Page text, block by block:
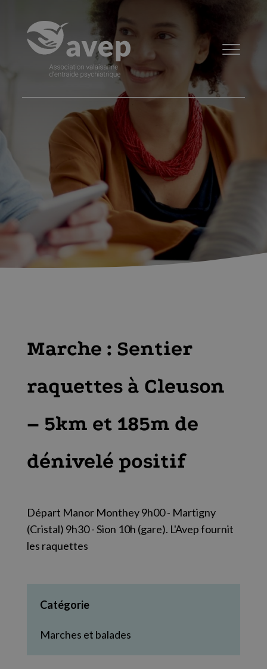
Marche : Sentier
raquettes à Cleuson
– 5km et 185m de
dénivelé positif
Départ Manor Monthey 9h00 - Martigny
(Cristal) 9h30 - Sion 10h (gare). L'Avep fournit
les raquettes
Catégorie
Marches et balades